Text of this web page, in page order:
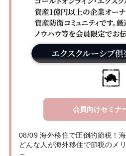
会員向けセミナ
08/09 海外移住で圧倒的節税！
どんな人が海外移住で節税のメ
～